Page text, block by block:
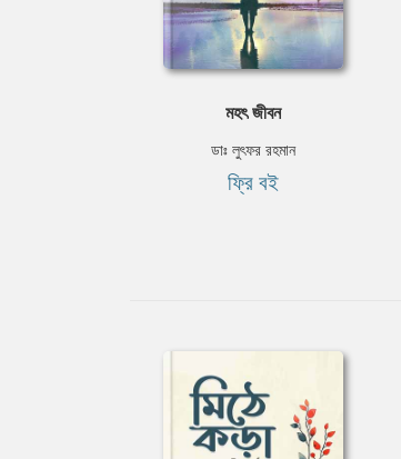
মহৎ জীবন
ডাঃ লুৎফর রহমান
ফ্রি বই